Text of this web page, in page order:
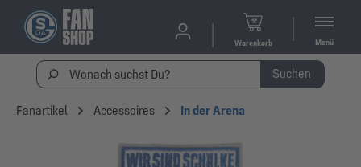
Warenkorb Menü
Suchen
Fanartikel Accessoires In der Arena
Bildergalerie überspringen